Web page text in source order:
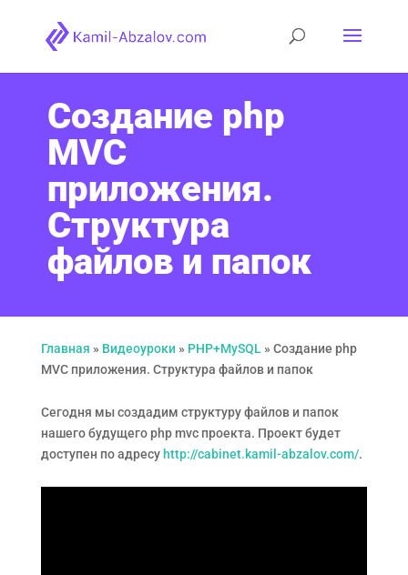
Создание php
MVC
приложения.
Структура
файлов и папок
Главная » Видеоуроки » PHP+MySQL » Создание php
MVC приложения. Структура файлов и папок
Сегодня мы создадим структуру файлов и папок
нашего будущего php mvc проекта. Проект будет
доступен по адресу http://cabinet.kamil-abzalov.com/.